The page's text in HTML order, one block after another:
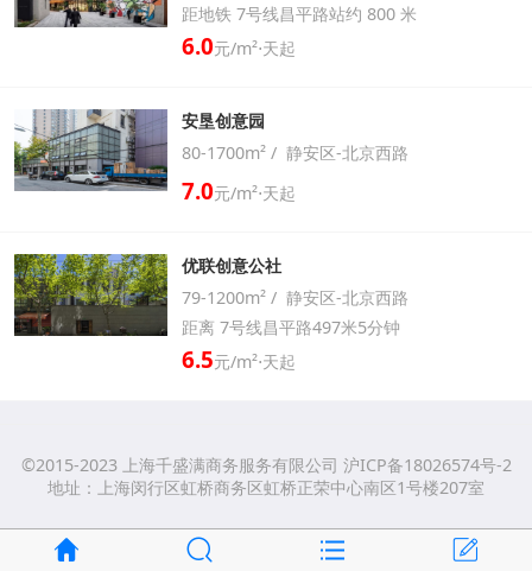
距地铁 7号线昌平路站约 800 米
6.0元/m²⋅天起
安垦创意园
80-1700m² / 静安区-北京西路
7.0元/m²⋅天起
优联创意公社
79-1200m² / 静安区-北京西路
距离 7号线昌平路497米5分钟
6.5元/m²⋅天起
©2015-2023 上海千盛满商务服务有限公司 沪ICP备18026574号-2
地址：上海闵行区虹桥商务区虹桥正荣中心南区1号楼207室